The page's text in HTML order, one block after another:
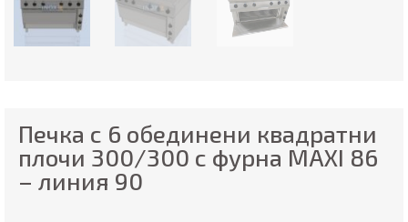
Печка с 6 обединени квадратни
плочи 300/300 с фурна MAXI 86
– линия 90